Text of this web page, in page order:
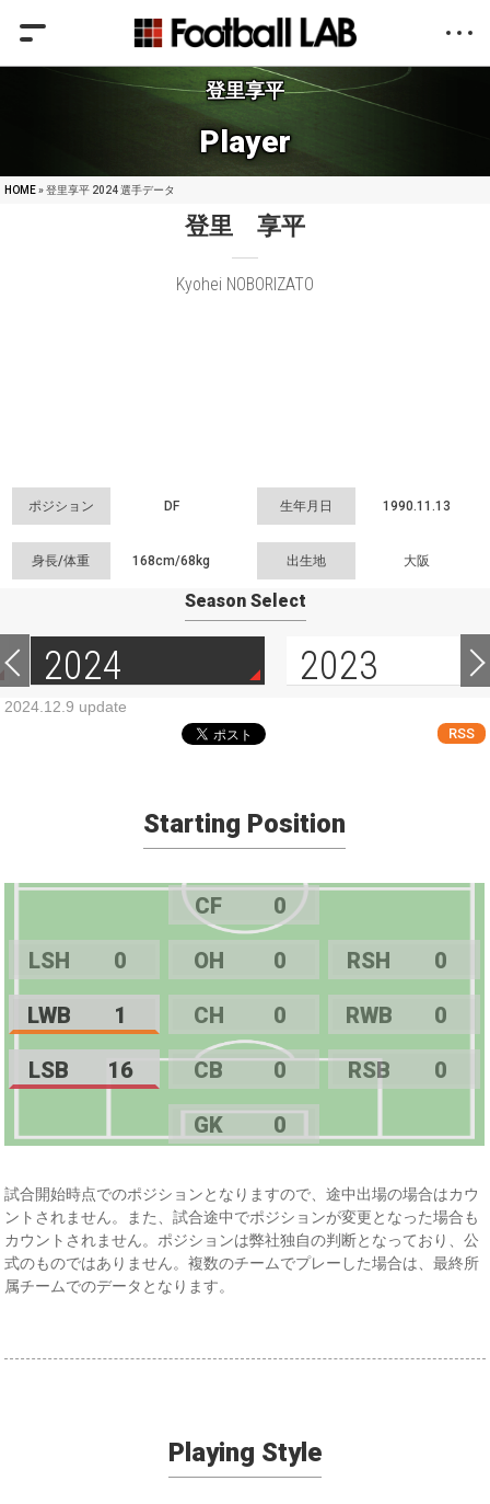
登里享平
Player
HOME» 登里享平 2024 選手データ
登里 享平
Kyohei NOBORIZATO
ポジション DF 生年月日 1990.11.13
身長/体重 168cm/68kg 出生地 大阪
Season Select
2024 2023
2024.12.9 update
RSS
Starting Position
CF 0
LSH 0 OH 0 RSH 0
LWB 1 CH 0 RWB 0
LSB 16 CB 0 RSB 0
GK 0
試合開始時点でのポジションとなりますので、途中出場の場合はカウ
ントされません。また、試合途中でポジションが変更となった場合も
カウントされません。ポジションは弊社独自の判断となっており、公
式のものではありません。複数のチームでプレーした場合は、最終所
属チームでのデータとなります。
Playing Style